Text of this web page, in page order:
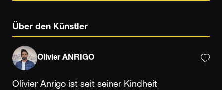
Über den Künstler
Olivier ANRIGO
Olivier Anrigo ist seit seiner Kindheit